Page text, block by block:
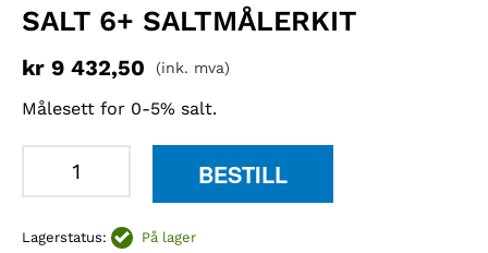
SALT 6+ SALTMÅLERKIT
kr 9 432,50 (ink. mva)
Målesett for 0-5% salt.
Salt
BESTILL
Lagerstatus:
På lager